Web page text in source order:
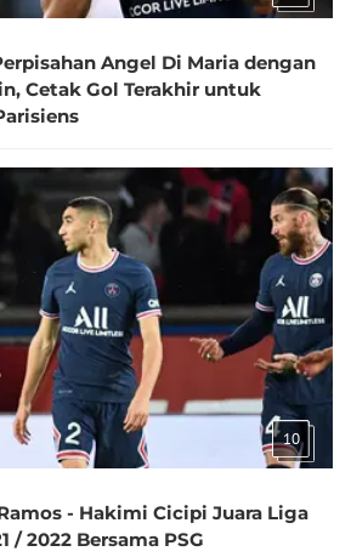
Angel Di Maria dengan
Cetak Gol Terakhir untuk
10
- Hakimi Cicipi Juara Liga
/ 2022 Bersama PSG